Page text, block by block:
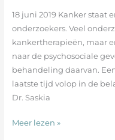
18 juni 2019 Kanker
onderzoekers. Veel
kankertherapieën, maar
naar de psychosociale
behandeling daarvan.
laatste tijd volop in de
Dr. Saskia
aan
de
hand
is
als
iedereen
denkt
Meer lezen »